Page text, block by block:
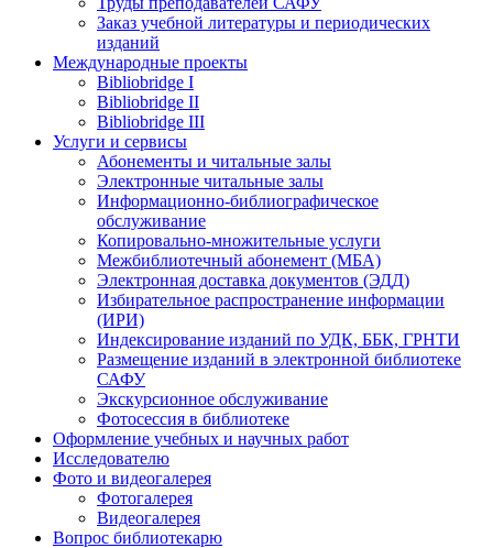
Заказ учебной литературы и периодических
изданий
Международные проекты
Bibliobridge I
Bibliobridge II
Bibliobridge III
Услуги и сервисы
Абонементы и читальные залы
Электронные читальные залы
Информационно-библиографическое
обслуживание
Копировально-множительные услуги
Межбиблиотечный абонемент (МБА)
Электронная доставка документов (ЭДД)
Избирательное распространение информации
(ИРИ)
Индексирование изданий по УДК, ББК, ГРНТИ
Размещение изданий в электронной библиотеке
САФУ
Экскурсионное обслуживание
Фотосессия в библиотеке
Оформление учебных и научных работ
Исследователю
Фото и видеогалерея
Фотогалерея
Видеогалерея
Вопрос библиотекарю